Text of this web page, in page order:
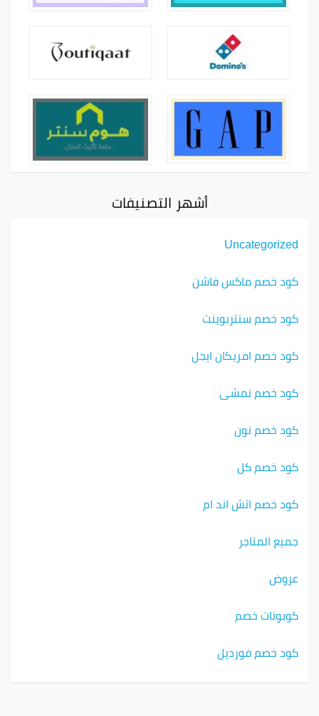
أشهر التصنيفات
Uncategorized
كود خصم ماكس فاشن
كود خصم سنتربوينت
كود خصم امريكان ايجل
كود خصم نمشي
كود خصم نون
كود خصم كل
كود خصم اتش اند ام
جميع المتاجر
عروض
كوبونات خصم
كود خصم فورديل